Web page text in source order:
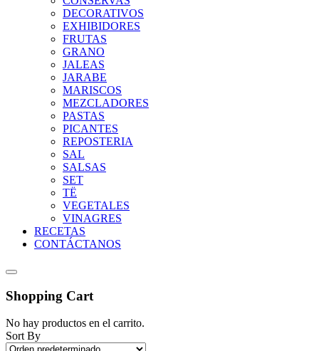
DECORATIVOS
EXHIBIDORES
FRUTAS
GRANO
JALEAS
JARABE
MARISCOS
MEZCLADORES
PASTAS
PICANTES
REPOSTERIA
SAL
SALSAS
SET
TË
VEGETALES
VINAGRES
RECETAS
CONTÁCTANOS
Shopping Cart
No hay productos en el carrito.
Sort By